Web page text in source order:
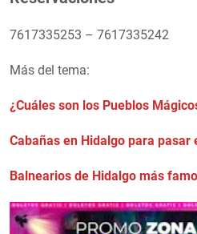
7617335253 – 7617335242
Más del tema:
¿Cuáles son los Pueblos
Cabañas en Hidalgo para pasar
Balnearios de Hidalgo más